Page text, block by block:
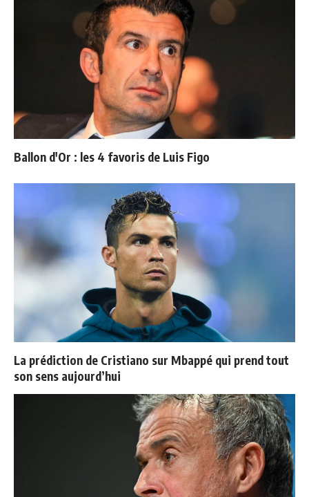
Ballon d'Or : les 4 favoris de Luis Figo
La prédiction de Cristiano sur Mbappé qui prend tout
son sens aujourd’hui